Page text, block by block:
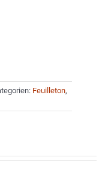
Feuilleton,